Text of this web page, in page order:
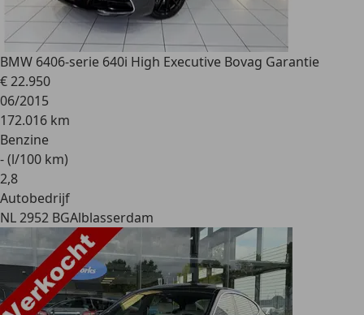
BMW 6406-serie 640i High Executive Bovag Garantie
€ 22.950
06/2015
172.016 km
Benzine
- (l/100 km)
2,8
Autobedrijf
NL 2952 BGAlblasserdam